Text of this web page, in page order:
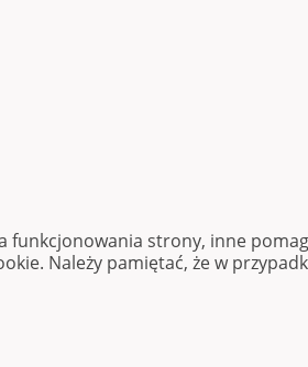
strony, inne
Należy pamiętać, że w